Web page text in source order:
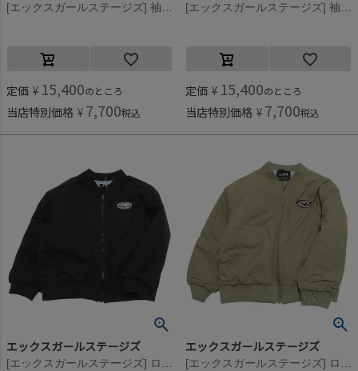
[エックスガールステージズ] 袖下ファー切替ブルゾン クロ(80)
定価 ¥ 15,400のところ
当店特別価格 ¥ 7,700税込
[エックスガールステージズ] 袖下ファー切替ブルゾン エクリュ(06)
定価 ¥ 15,400のところ
当店特別価格 ¥ 7,700税込
エックスガールステージズ
[エックスガールステージズ] ロゴ刺繍MA-1 クロ(80)
エックスガールステージズ
[エックスガールステージズ] ロゴ刺繍MA-1 カーキ(41)